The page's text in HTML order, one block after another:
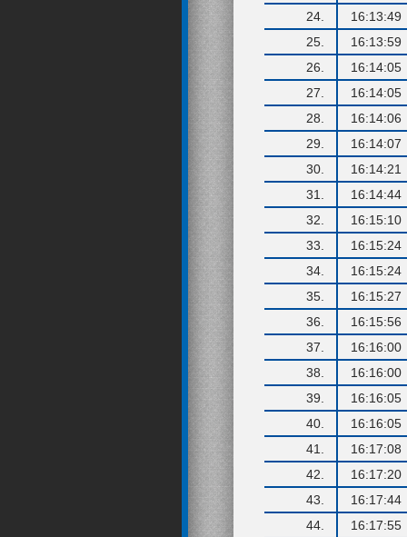
24.
16:13:49
25.
16:13:59
26.
16:14:05
27.
16:14:05
28.
16:14:06
29.
16:14:07
30.
16:14:21
31.
16:14:44
32.
16:15:10
33.
16:15:24
34.
16:15:24
35.
16:15:27
36.
16:15:56
37.
16:16:00
38.
16:16:00
39.
16:16:05
40.
16:16:05
41.
16:17:08
42.
16:17:20
43.
16:17:44
44.
16:17:55